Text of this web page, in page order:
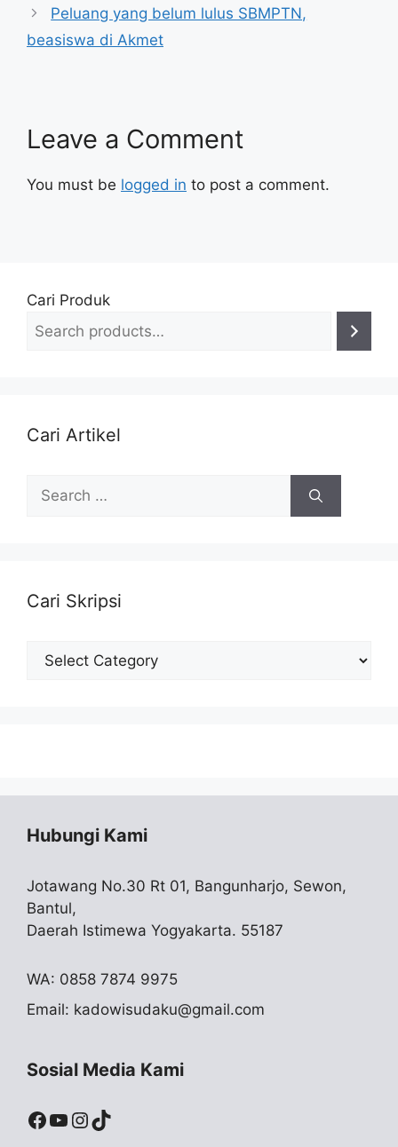
Peluang yang belum lulus SBMPTN,
beasiswa di Akmet
Leave a Comment
You must be logged in to post a comment.
Cari Produk
Cari Artikel
Search
for:
Cari Skripsi
Cari
Hubungi Kami
Jotawang No.30 Rt 01, Bangunharjo, Sewon,
Bantul,
Daerah Istimewa Yogyakarta. 55187
WA: 0858 7874 9975
Email: kadowisudaku@gmail.com
Sosial Media Kami
Facebook
YouTube
Instagram
TikTok